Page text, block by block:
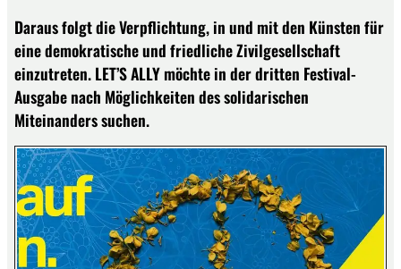
Daraus folgt die Verpflichtung, in und mit den Künsten für
eine demokratische und friedliche Zivilgesellschaft
einzutreten. LET’S ALLY möchte in der dritten Festival-
Ausgabe nach Möglichkeiten des solidarischen
Miteinanders suchen.